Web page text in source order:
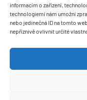
informacím o zařízení,
technologiemi nám umožní
nebo jedinečná ID na tomto
nepříznivě ovlivnit určité
Obchodní podmínky
Ochrana osobních